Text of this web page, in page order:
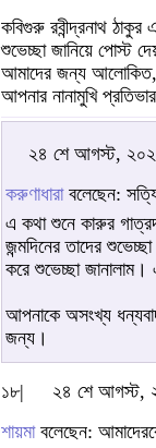
কবিগুরু রবীন্দ্রনাথ
শুভেচ্ছা জানিয়ে পোস্ট
আমাদের জন্য
আপনার নানামুখি
২৪ শে আগস্ট,
করুণাধারাবলেছেন:
এ কথা শুনে কারুর
জন্মদিনের তাদের
করে শুভেচ্ছা জানালাম।
আপনাকে অসংখ্য
জন্য।
১৮|
২৪ শে আগস্ট,
শায়মাবলেছেন: